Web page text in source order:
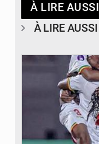
À LIRE AUSSI
À LIRE AUSSI
© FEMAFOOT